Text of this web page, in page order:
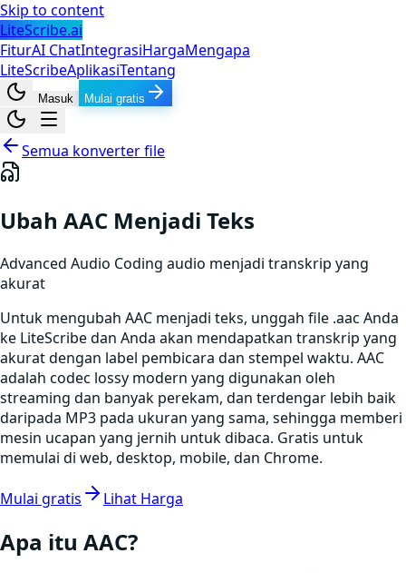
Skip to content
LiteScribe.ai
FiturAI ChatIntegrasiHargaMengapa
LiteScribeAplikasiTentang
Masuk Mulai gratis
Semua konverter file
Ubah AAC Menjadi Teks
Advanced Audio Coding audio menjadi transkrip yang
akurat
Untuk mengubah AAC menjadi teks, unggah file .aac Anda
ke LiteScribe dan Anda akan mendapatkan transkrip yang
akurat dengan label pembicara dan stempel waktu. AAC
adalah codec lossy modern yang digunakan oleh
streaming dan banyak perekam, dan terdengar lebih baik
daripada MP3 pada ukuran yang sama, sehingga memberi
mesin ucapan yang jernih untuk dibaca. Gratis untuk
memulai di web, desktop, mobile, dan Chrome.
Mulai gratis Lihat Harga
Apa itu AAC?